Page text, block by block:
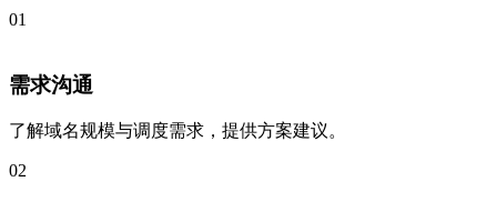
01
需求沟通
了解域名规模与调度需求，提供方案建议。
02